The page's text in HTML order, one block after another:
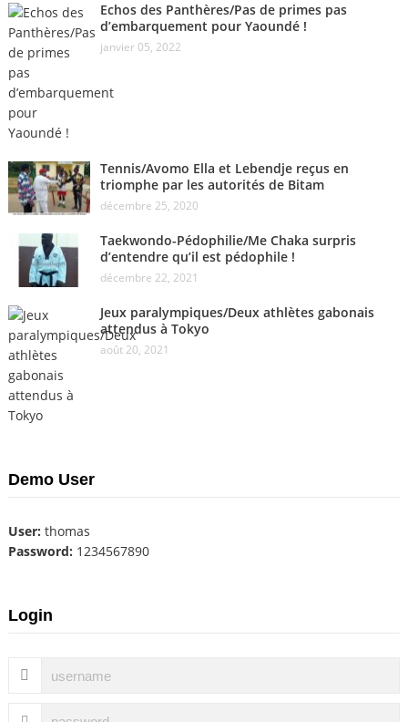
Echos des Panthères/Pas de primes pas
d’embarquement pour Yaoundé !
janvier 05, 2022
Tennis/Avomo Ella et Lebendje reçus en
triomphe par les autorités de Bitam
décembre 25, 2020
Taekwondo-Pédophilie/Me Chaka surpris
d’entendre qu’il est pédophile !
décembre 22, 2021
Jeux paralympiques/Deux athlètes gabonais
attendus à Tokyo
août 20, 2021
Demo User
User: thomas
Password: 1234567890
Login